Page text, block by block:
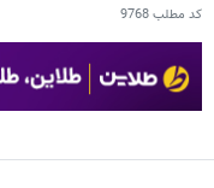
کد مطلب9768